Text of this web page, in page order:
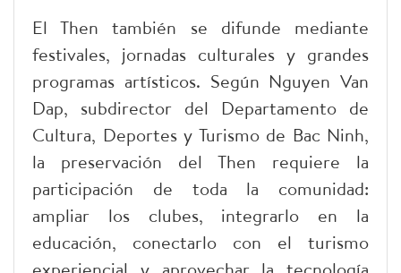
El Then también se difunde mediante
festivales, jornadas culturales y grandes
programas artísticos. Según Nguyen Van
Dap, subdirector del Departamento de
Cultura, Deportes y Turismo de Bac Ninh,
la preservación del Then requiere la
participación de toda la comunidad:
ampliar los clubes, integrarlo en la
educación, conectarlo con el turismo